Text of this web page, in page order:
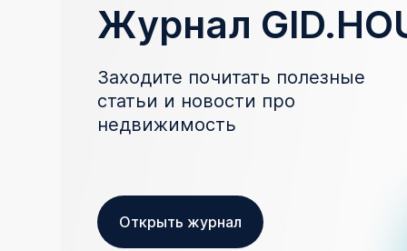
Журнал
Заходите почитать полезные
статьи и новости про
недвижимость
Открыть журнал